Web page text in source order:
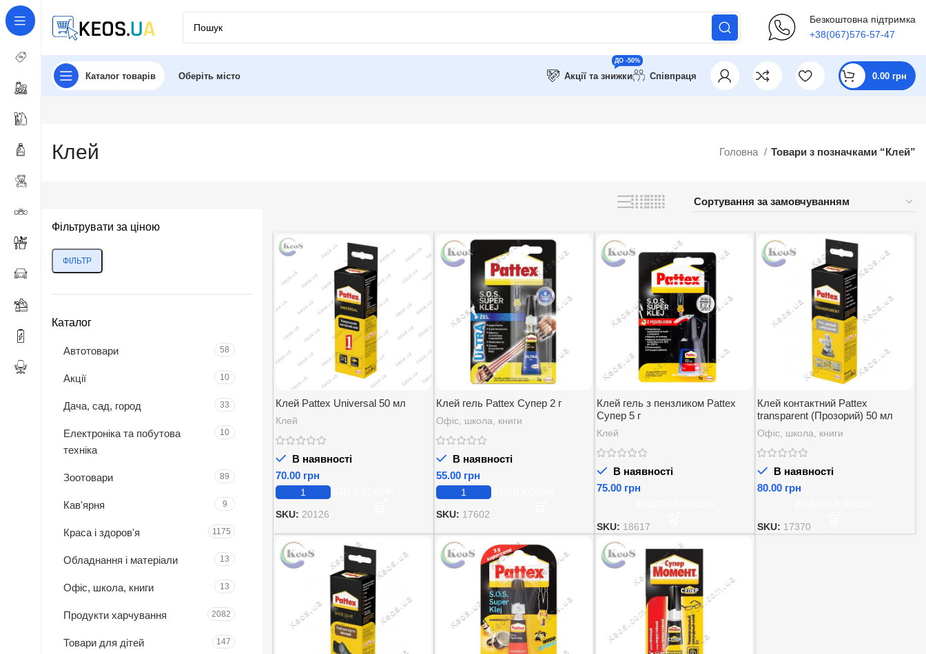
Безкоштовна підтримка
+38(067)576-57-47
Каталог товарів Оберіть місто Акції та знижки
ДО -50%
Співпраця 0.00 грн
Клей Головна Товари з позначками “Клей”
Фільтрувати за ціною
Мінімальна
Найбільша
ФІЛЬТР
Каталог
Автотовари 58
Акції 10
Дача, сад, город 33
Електроніка та побутова
техніка
10
Зоотовари 89
Кав'ярня 9
Краса і здоров'я 1175
Обладнання і матеріали 13
Офіс, школа, книги 13
Продукти харчування 2082
Товари для дітей 147
Клей Pattex Universal 50 мл
Клей
В наявності
грн
SKU: 20126
Клей гель Pattex Супер 2 г
Офіс, школа, книги
В наявності
грн
SKU: 17602
Клей гель з пензликом Pattex
Супер 5 г
Клей
В наявності
грн
SKU: 18617
Клей контактний Pattex
transparent (Прозорий) 50 мл
Офіс, школа, книги
В наявності
грн
SKU: 17370